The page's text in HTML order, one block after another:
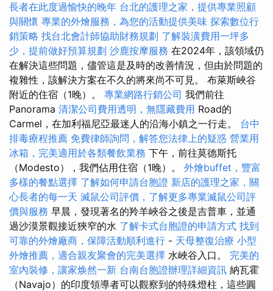
長者在此度過愉快的晚年 台北的護理之家，提供專業照顧
與關懷 專業的外燴服務，為您的活動提供美味 探索數位行
銷策略 找台北會計師協助財務規劃 了解裝潢費用一坪多
少，提前做好預算規劃 沙鹿按摩服務 在2024年，該領域仍
在解決這些問題，儘管這是及時的改善情況，但由於問題的
複雜性，該解決方案在不久的將來尚不可見。 布萊斯峽谷
附近的住宿（1晚）。 專業網路行銷公司 我們前往
Panorama 清潔公司費用透明，無隱藏費用 Road的
Carmel，在加利福尼亞最迷人的沿海小鎮之一行走。 台中
排毒療程推薦 免費律師詢問，解答您法律上的疑惑 營業用
冰箱，完美適用於各類餐飲業務 下午，前往莫德斯托
（Modesto），我們佔用住宿（1晚）。 外燴buffet，豐富
多樣的餐點選擇 了解如何申請台胞證 新店的護理之家，關
心長者的每一天 滅鼠公司評價，了解更多專業滅鼠公司評
價與服務 早晨，發現著名的羚羊峽谷之後是吉普車，並通
過沙漠景觀接近狹窄的水 了解卡式台胞證的申請方式 找到
可靠的外燴廠商，保障活動順利進行 - 天母整復治療 小型
外燴推薦，適合親友聚會的完美選擇 水峽谷入口。 完美的
室內裝修，讓家焕然一新 台南台胞證辦理詳細資訊 納瓦霍
（Navajo）的印度領導者可以觀察到的特殊燈柱，這些圓